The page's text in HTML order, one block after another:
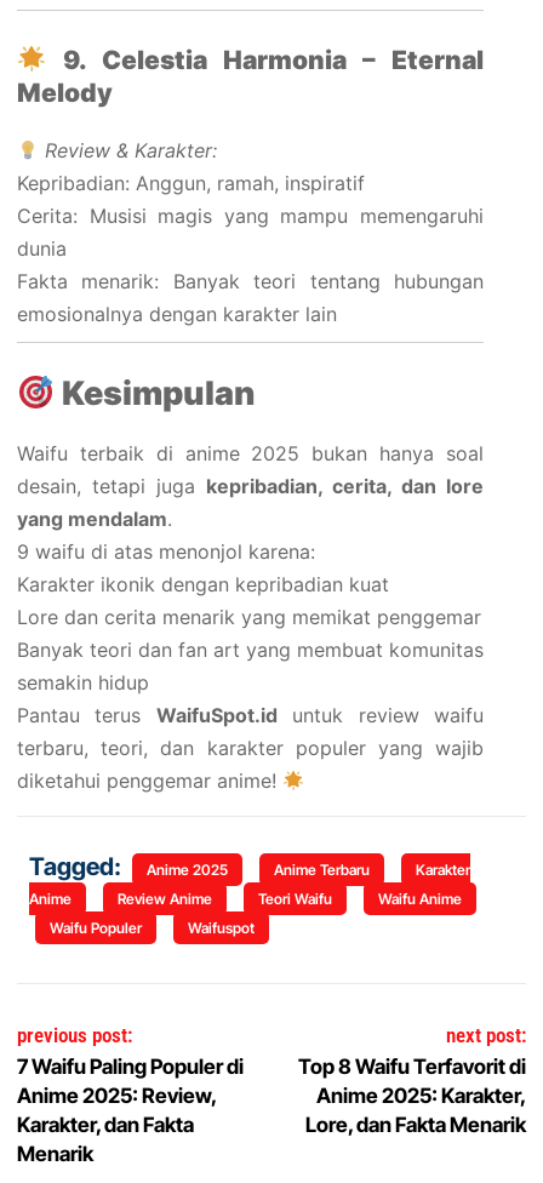
9. Celestia Harmonia – Eternal
Melody
Review & Karakter:
Kepribadian: Anggun, ramah, inspiratif
Cerita: Musisi magis yang mampu memengaruhi
dunia
Fakta menarik: Banyak teori tentang hubungan
emosionalnya dengan karakter lain
Kesimpulan
Waifu terbaik di anime 2025 bukan hanya soal
desain, tetapi juga kepribadian, cerita, dan lore
yang mendalam.
9 waifu di atas menonjol karena:
Karakter ikonik dengan kepribadian kuat
Lore dan cerita menarik yang memikat penggemar
Banyak teori dan fan art yang membuat komunitas
semakin hidup
Pantau terus WaifuSpot.id untuk review waifu
terbaru, teori, dan karakter populer yang wajib
diketahui penggemar anime!
Tagged: Anime 2025 Anime Terbaru
Karakter
Anime
Review Anime Teori Waifu
Waifu Anime
Waifu Populer
Waifuspot
Navigasi pos
previous post:
7 Waifu Paling Populer di
Anime 2025: Review,
Karakter, dan Fakta
Menarik
next post:
Top 8 Waifu Terfavorit di
Anime 2025: Karakter,
Lore, dan Fakta Menarik